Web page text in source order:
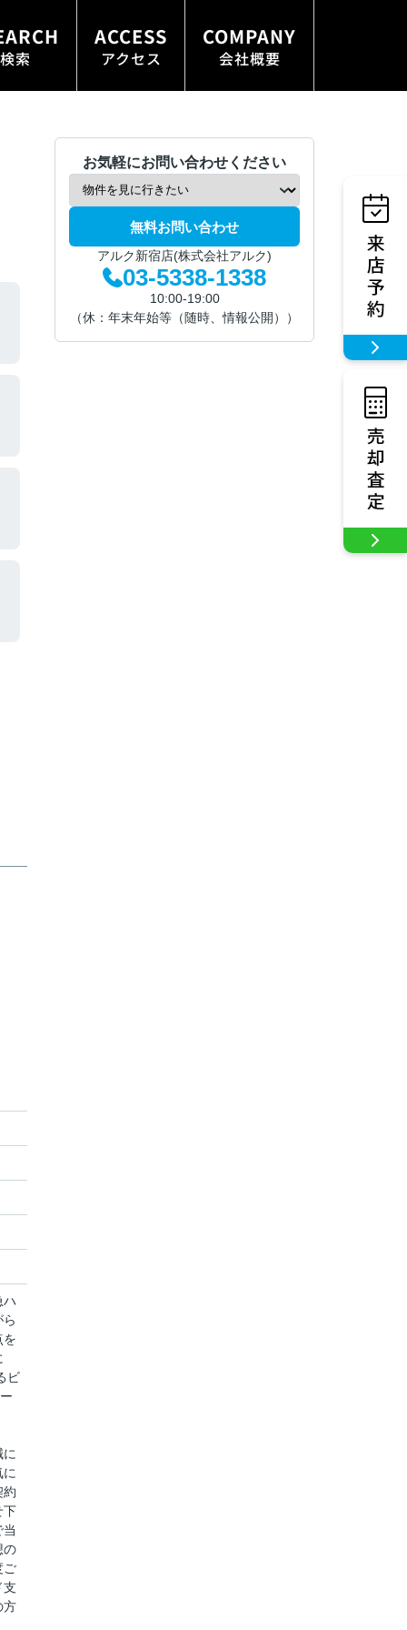
索
ACCESS
アクセス
COMPANY
会社概要
ハ
を
ビ
約
下
の
ご
支
方
お気軽にお問い合わせください
無料お問い合わせ
アルク新宿店(株式会社アルク)
03-5338-1338
10:00-19:00
（休：年末年始等（随時、情報公開））